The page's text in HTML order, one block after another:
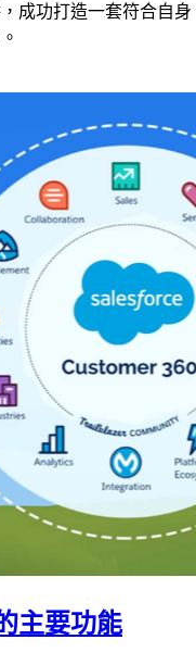
成功打造一套符合自身
主要功能